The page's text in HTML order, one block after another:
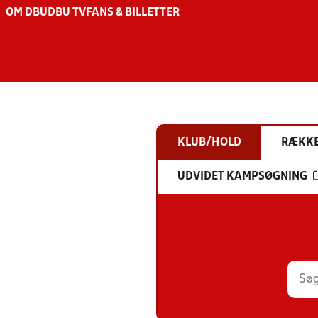
OM DBU DBU TV FANS & BILLETTER
KLUB/HOLD
UDVIDET KAMPSØGNING